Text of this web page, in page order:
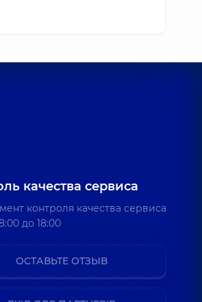
качества сервиса
контроля качества сервиса
до 18:00
ОСТАВЬТЕ ОТЗЫВ